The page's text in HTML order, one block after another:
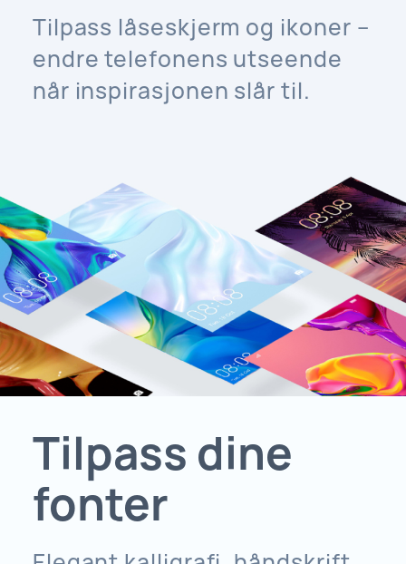
Tilpass låseskjerm og ikoner –
endre telefonens utseende
når inspirasjonen slår til.
Tilpass dine
fonter